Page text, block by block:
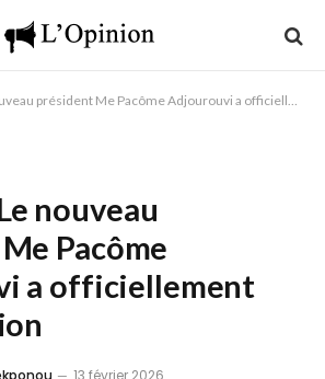
président Me Pacôme Adjourouvi a officiellement pris fonction
nouveau
Pacôme
a officiellement